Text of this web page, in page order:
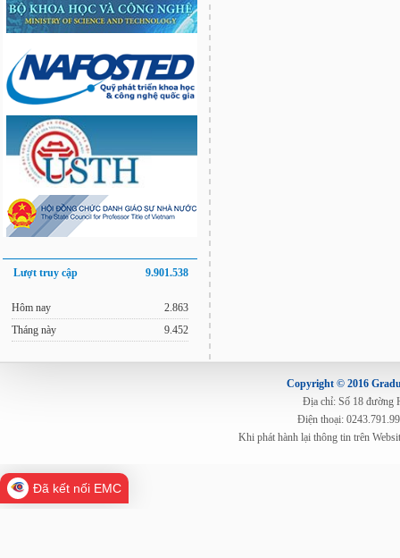
Lượt truy cập 9.901.538
Hôm nay
Tháng này
2.863
9.452
Copyright © 2016
Địa chỉ: Số 18 đường
Điện thoại:
Khi phát hành lại thông tin trên
Đã kết nối EMC